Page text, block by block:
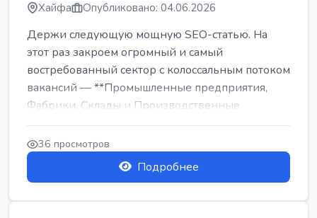
Хайфа Опубликовано: 04.06.2026
Держи следующую мощную SEO-статью. На
этот раз закроем огромный и самый
востребованный сектор с колоссальным потоком
вакансий — **Промышленные предприятия,
Фабрики, Склады и Производственные
заводы** ...
36 просмотров
Подробнее